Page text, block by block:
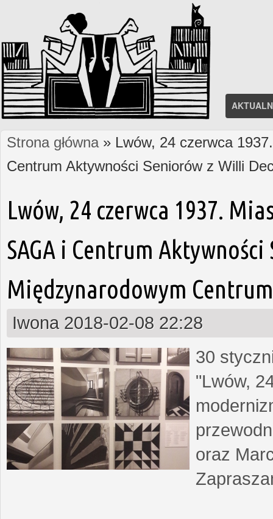
Jesteś tutaj
Strona główna» Lwów, 24 czerwca
Centrum Aktywności Seniorów z Willi
Lwów, 24 czerwca 1937.
SAGA i Centrum
Międzynarodowym
Iwona 2018-02-08 22:28
30
"Lwów,
oraz